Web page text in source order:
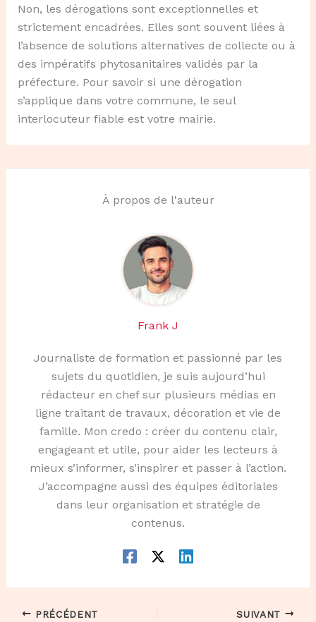
Non, les dérogations sont exceptionnelles et
strictement encadrées. Elles sont souvent liées à
l’absence de solutions alternatives de collecte ou à
des impératifs phytosanitaires validés par la
préfecture. Pour savoir si une dérogation
s’applique dans votre commune, le seul
interlocuteur fiable est votre mairie.
À propos de l'auteur
Frank J
Journaliste de formation et passionné par les
sujets du quotidien, je suis aujourd’hui
rédacteur en chef sur plusieurs médias en
ligne traitant de travaux, décoration et vie de
famille. Mon credo : créer du contenu clair,
engageant et utile, pour aider les lecteurs à
mieux s’informer, s’inspirer et passer à l’action.
J’accompagne aussi des équipes éditoriales
dans leur organisation et stratégie de
contenus.
PRÉCÉDENT SUIVANT